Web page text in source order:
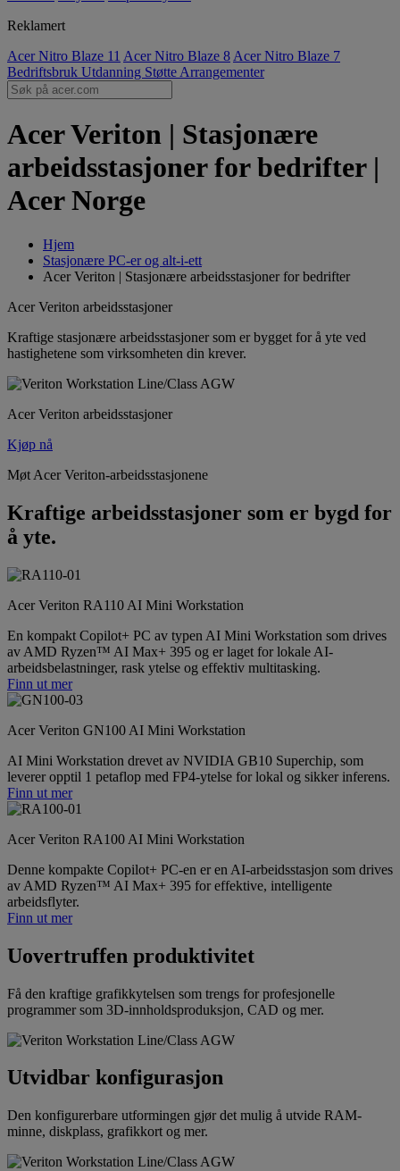
Reklamert
Acer Nitro Blaze 11 Acer Nitro Blaze 8 Acer Nitro Blaze 7
Bedriftsbruk Utdanning Støtte Arrangementer
Acer Veriton | Stasjonære
arbeidsstasjoner for bedrifter |
Acer Norge
Hjem
Stasjonære PC-er og alt-i-ett
Acer Veriton | Stasjonære arbeidsstasjoner for bedrifter
Acer Veriton arbeidsstasjoner
Kraftige stasjonære arbeidsstasjoner som er bygget for å yte ved
hastighetene som virksomheten din krever.
Acer Veriton arbeidsstasjoner
Kjøp nå
Møt Acer Veriton-arbeidsstasjonene
Kraftige arbeidsstasjoner som er bygd for
å yte.
Acer Veriton RA110 AI Mini Workstation
En kompakt Copilot+ PC av typen AI Mini Workstation som drives
av AMD Ryzen™ AI Max+ 395 og er laget for lokale AI-
arbeidsbelastninger, rask ytelse og effektiv multitasking.
Finn ut mer
Acer Veriton GN100 AI Mini Workstation
AI Mini Workstation drevet av NVIDIA GB10 Superchip, som
leverer opptil 1 petaflop med FP4-ytelse for lokal og sikker inferens.
Finn ut mer
Acer Veriton RA100 AI Mini Workstation
Denne kompakte Copilot+ PC-en er en AI-arbeidsstasjon som drives
av AMD Ryzen™ AI Max+ 395 for effektive, intelligente
arbeidsflyter.
Finn ut mer
Uovertruffen produktivitet
Få den kraftige grafikkytelsen som trengs for profesjonelle
programmer som 3D-innholdsproduksjon, CAD og mer.
Utvidbar konfigurasjon
Den konfigurerbare utformingen gjør det mulig å utvide RAM-
minne, diskplass, grafikkort og mer.